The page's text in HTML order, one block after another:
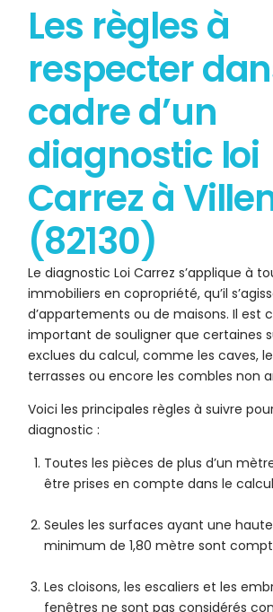
Les règles à
respecter
cadre d’un
diagnostic loi
Carrez à
(82130)
Le diagnostic Loi Carrez s’applique à
immobiliers en copropriété, qu’il
d’appartements ou de maisons. Il est
important de souligner que certaines
exclues du calcul, comme les caves,
terrasses ou encore les combles non
Voici les principales règles à suivre
diagnostic :
Toutes les pièces de plus d’un
être prises en compte dans le
Seules les surfaces ayant une
minimum de 1,80 mètre sont
Les cloisons, les escaliers et les
fenêtres ne sont pas considérés